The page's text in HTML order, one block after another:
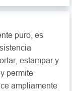
puro, es
estampar y
permite
ampliamente